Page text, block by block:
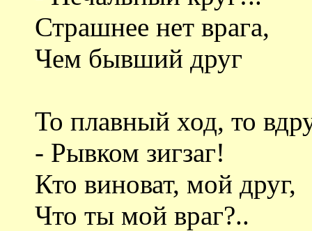
Страшнее нет врага,
Чем бывший друг
То плавный ход, то
- Рывком зигзаг!
Кто виноват, мой друг,
Что ты мой враг?..